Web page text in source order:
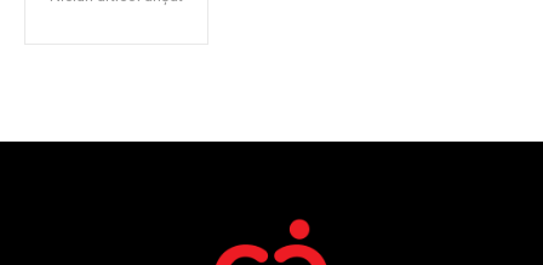
I've read and accept the
Cititori Cititori Cititori